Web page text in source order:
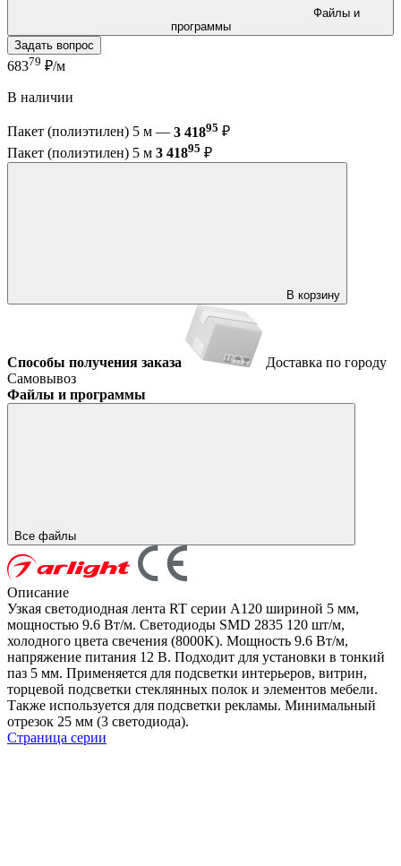
программы
Задать вопрос
68379 ₽/м
В наличии
Пакет (полиэтилен) 5 м — 3 41895 ₽
Пакет (полиэтилен) 5 м 3 41895 ₽
В корзину
Способы получения заказа
Доставка по городу
Самовывоз
Файлы и программы
Все файлы
Описание
Узкая светодиодная лента RT серии A120 шириной 5 мм,
мощностью 9.6 Вт/м. Светодиоды SMD 2835 120 шт/м,
холодного цвета свечения (8000K). Мощность 9.6 Вт/м,
напряжение питания 12 В. Подходит для установки в тонкий
паз 5 мм. Применяется для подсветки интерьеров, витрин,
торцевой подсветки стеклянных полок и элементов мебели.
Также используется для подсветки рекламы. Минимальный
отрезок 25 мм (3 светодиода).
Страница серии